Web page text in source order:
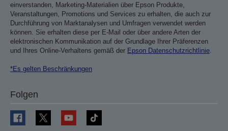
einverstanden, Marketing-Materialien über Epson Produkte,
Veranstaltungen, Promotions und Services zu erhalten, die auch zur
Durchführung von Marktanalysen und Umfragen verwendet werden
können. Sie erhalten diese per E-Mail oder über andere Arten der
elektronischen Kommunikation auf der Grundlage Ihrer Präferenzen
und Ihres Online-Verhaltens gemäß der Epson Datenschutzrichtlinie
*Es gelten Beschränkungen
Folgen